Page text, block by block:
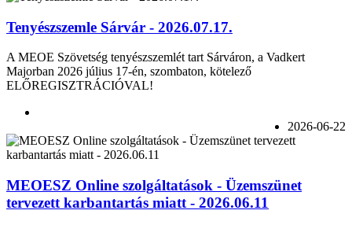
Tenyészszemle Sárvár - 2026.07.17.
A MEOE Szövetség tenyészszemlét tart Sárváron, a Vadkert
Majorban 2026 július 17-én, szombaton, kötelező
ELŐREGISZTRÁCIÓVAL!
2026-06-22
MEOESZ Online szolgáltatások - Üzemszünet
tervezett karbantartás miatt - 2026.06.11